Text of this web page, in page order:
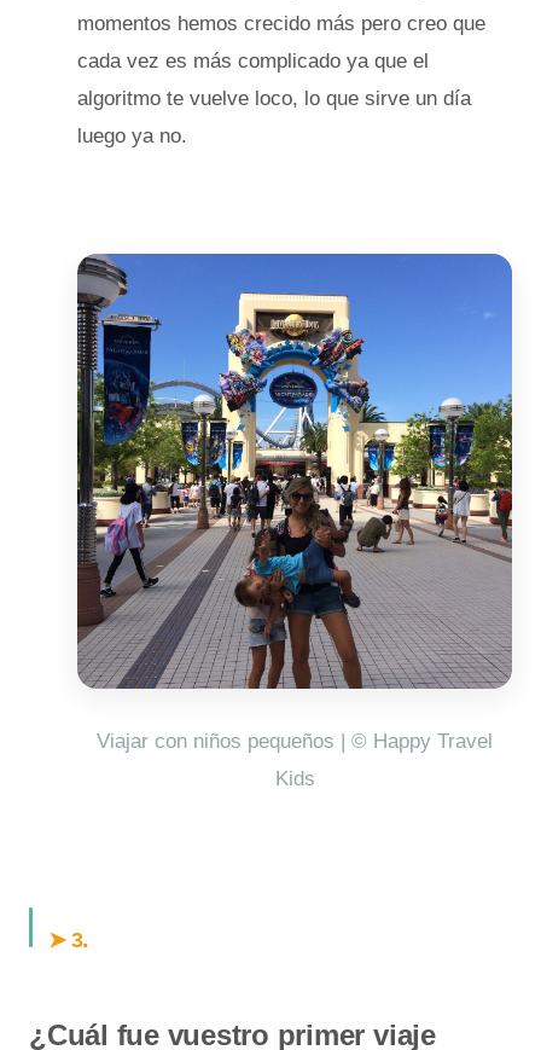
momentos hemos crecido más pero creo que
cada vez es más complicado ya que el
algoritmo te vuelve loco, lo que sirve un día
luego ya no.
Viajar con niños pequeños | © Happy Travel
Kids
➤ 3.
¿Cuál fue vuestro primer viaje